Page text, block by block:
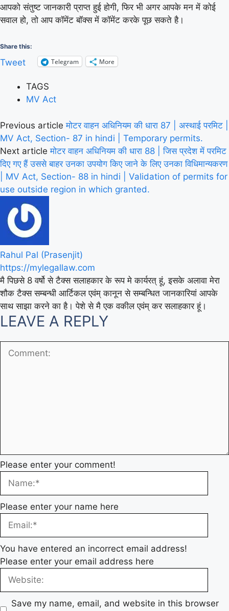
आपको संतुष्ट जानकारी प्राप्त हुई होगी, फिर भी अगर आपके मन में कोई
सवाल हो, तो आप कॉमेंट बॉक्स में कॉमेंट करके पूछ सकते है।
Share this:
Tweet Telegram More
TAGS
MV Act
Previous article मोटर वाहन अधिनियम की धारा 87 | अस्थाई परमिट |
MV Act, Section- 87 in hindi | Temporary permits.
Next article मोटर वाहन अधिनियम की धारा 88 | जिस प्रदेश में परमिट
दिए गए हैं उससे बाहर उनका उपयोग किए जाने के लिए उनका विधिमान्यकरण
| MV Act, Section- 88 in hindi | Validation of permits for
use outside region in which granted.
Rahul Pal (Prasenjit)
https://mylegallaw.com
मै पिछसे 8 वर्षो से टैक्स सलाहकार के रूप मे कार्यरत् हूं, इसके अलावा मेरा
शौक टैक्स सम्बन्धी आर्टिकल एवंम् कानून से सम्बन्धित जानकारियां आपके
साथ साझा करने का है। पेशे से मै एक वकील एवंम् कर सलाहकार हूं।
LEAVE A REPLY
Please enter your comment!
Please enter your name here
You have entered an incorrect email address!
Please enter your email address here
Save my name, email, and website in this browser